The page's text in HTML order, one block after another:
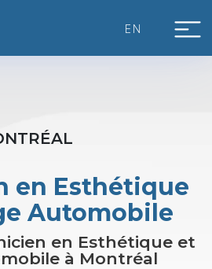
EN
en Esthétique
Automobile
en Esthétique et
à Montréal